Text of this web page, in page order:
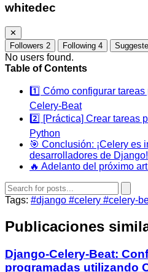
whitedec
✕
Followers 2 Following 4
No users found.
Table of Contents
1️⃣ Cómo configurar
Celery-Beat
2️⃣ [Práctica] Crear tareas
Python
🎯 Conclusión: ¡Celery es
desarrolladores de Django!
🔥 Adelanto del próximo
Tags: #django #celery #celery-
Publicaciones
Django-Celery-Beat:
programadas utilizando